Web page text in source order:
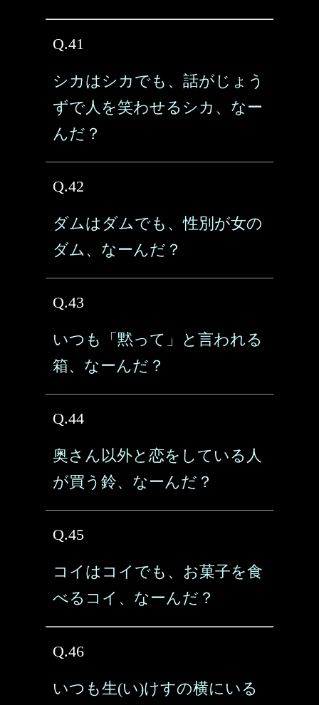
Q.41
シカはシカでも、話がじょう
ずで人を笑わせるシカ、なー
んだ？
Q.42
ダムはダムでも、性別が女の
ダム、なーんだ？
Q.43
いつも「黙って」と言われる
箱、なーんだ？
Q.44
奥さん以外と恋をしている人
が買う鈴、なーんだ？
Q.45
コイはコイでも、お菓子を食
べるコイ、なーんだ？
Q.46
いつも生(い)けすの横にいる